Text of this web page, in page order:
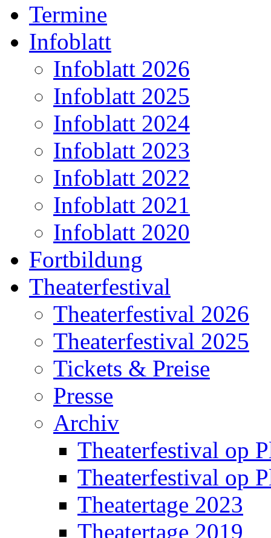
Termine
Infoblatt
Infoblatt 2026
Infoblatt 2025
Infoblatt 2024
Infoblatt 2023
Infoblatt 2022
Infoblatt 2021
Infoblatt 2020
Fortbildung
Theaterfestival
Theaterfestival 2026
Theaterfestival 2025
Tickets & Preise
Presse
Archiv
Theaterfestival op
Theaterfestival op
Theatertage 2023
Theatertage 2019